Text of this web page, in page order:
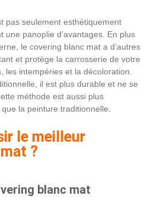
pas seulement esthétiquement
une panoplie d’avantages. En plus
le covering blanc mat a d’autres
et protège la carrosserie de votre
les intempéries et la décoloration.
il est plus durable et ne se
méthode est aussi plus
la peinture traditionnelle.
le meilleur
?
blanc mat